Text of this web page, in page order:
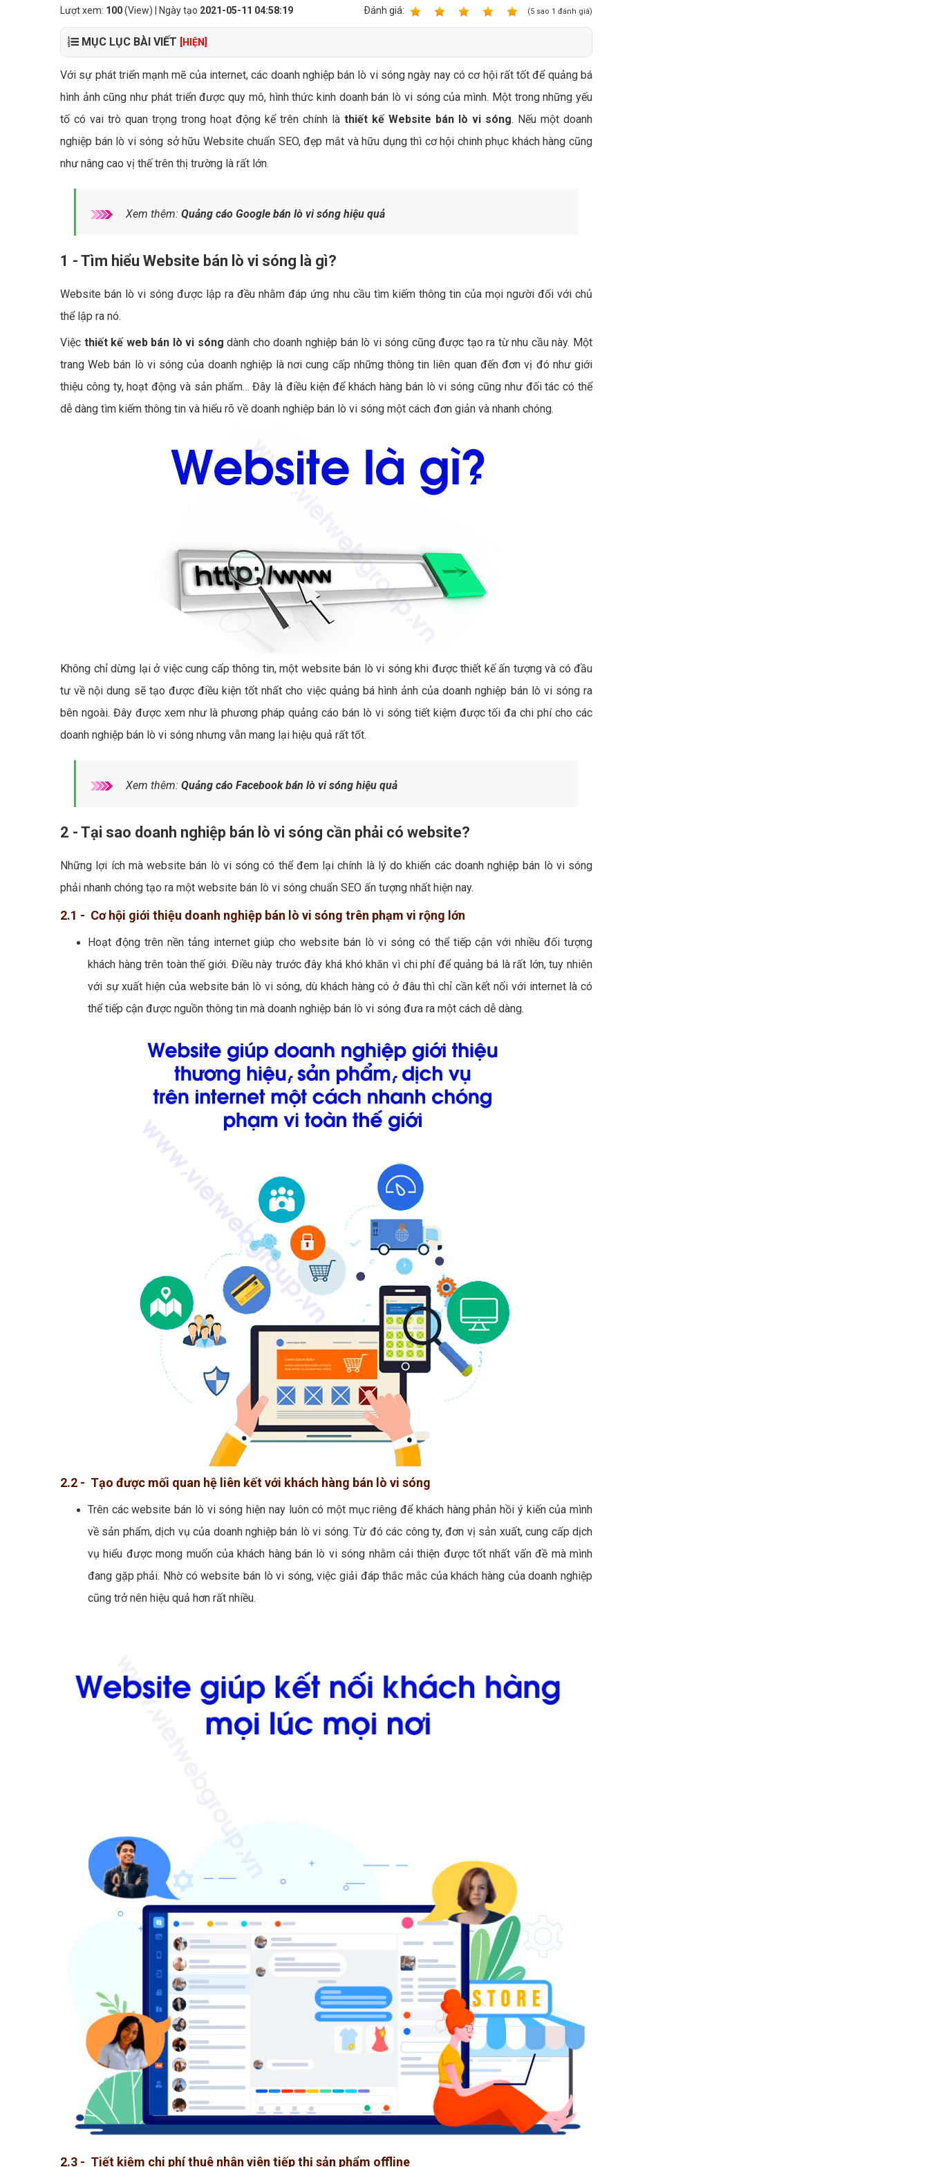
Bảng giá quảng cáo Facebook
Bảng giá quản trị Website
Bảng giá quản trị Fanpage Facebook
Bảng giá SEO Website
Lượt xem: 100(View) | Ngày tạo 2021-05-11 04:58:19 Ðánh giá: (5 sao 1 đánh giá)
MỤC LỤC BÀI VIẾT [HIỆN]
Với sự phát triển mạnh mẽ của internet, các doanh nghiệp bán lò vi sóng ngày nay có cơ hội rất tốt để quảng bá
hình ảnh cũng như phát triển được quy mô, hình thức kinh doanh bán lò vi sóng của mình. Một trong những yếu
tố có vai trò quan trọng trong hoạt động kể trên chính là thiết kế Website bán lò vi sóng. Nếu một doanh
nghiệp bán lò vi sóng sở hữu Website chuẩn SEO, đẹp mắt và hữu dụng thì cơ hội chinh phục khách hàng cũng
như nâng cao vị thế trên thị trường là rất lớn.
Xem thêm: Quảng cáo Google bán lò vi sóng hiệu quả
1 - Tìm hiểu Website bán lò vi sóng là gì?
Website bán lò vi sóng được lập ra đều nhằm đáp ứng nhu cầu tìm kiếm thông tin của mọi người đối với chủ
thể lập ra nó.
Việc thiết kế web bán lò vi sóng dành cho doanh nghiệp bán lò vi sóng cũng được tạo ra từ nhu cầu này. Một
trang Web bán lò vi sóng của doanh nghiệp là nơi cung cấp những thông tin liên quan đến đơn vị đó như giới
thiệu công ty, hoạt động và sản phẩm… Đây là điều kiện để khách hàng bán lò vi sóng cũng như đối tác có thể
dễ dàng tìm kiếm thông tin và hiểu rõ về doanh nghiệp bán lò vi sóng một cách đơn giản và nhanh chóng.
Không chỉ dừng lại ở việc cung cấp thông tin, một website bán lò vi sóng khi được thiết kế ấn tượng và có đầu
tư về nội dung sẽ tạo được điều kiện tốt nhất cho việc quảng bá hình ảnh của doanh nghiệp bán lò vi sóng ra
bên ngoài. Đây được xem như là phương pháp quảng cáo bán lò vi sóng tiết kiệm được tối đa chi phí cho các
doanh nghiệp bán lò vi sóng nhưng vẫn mang lại hiệu quả rất tốt.
Xem thêm: Quảng cáo Facebook bán lò vi sóng hiệu quả
2 - Tại sao doanh nghiệp bán lò vi sóng cần phải có website?
Những lợi ích mà website bán lò vi sóng có thể đem lại chính là lý do khiến các doanh nghiệp bán lò vi sóng
phải nhanh chóng tạo ra một website bán lò vi sóng chuẩn SEO ấn tượng nhất hiện nay.
2.1 - Cơ hội giới thiệu doanh nghiệp bán lò vi sóng trên phạm vi rộng lớn
Hoạt động trên nền tảng internet giúp cho website bán lò vi sóng có thể tiếp cận với nhiều đối tượng
khách hàng trên toàn thế giới. Điều này trước đây khá khó khăn vì chi phí để quảng bá là rất lớn, tuy nhiên
với sự xuất hiện của website bán lò vi sóng, dù khách hàng có ở đâu thì chỉ cần kết nối với internet là có
thể tiếp cận được nguồn thông tin mà doanh nghiệp bán lò vi sóng đưa ra một cách dễ dàng.
2.2 - Tạo được mối quan hệ liên kết với khách hàng bán lò vi sóng
Trên các website bán lò vi sóng hiện nay luôn có một mục riêng để khách hàng phản hồi ý kiến của mình
về sản phẩm, dịch vụ của doanh nghiệp bán lò vi sóng. Từ đó các công ty, đơn vị sản xuất, cung cấp dịch
vụ hiểu được mong muốn của khách hàng bán lò vi sóng nhằm cải thiện được tốt nhất vấn đề mà mình
đang gặp phải. Nhờ có website bán lò vi sóng, việc giải đáp thắc mắc của khách hàng của doanh nghiệp
cũng trở nên hiệu quả hơn rất nhiều.
2.3 - Tiết kiệm chi phí thuê nhân viên tiếp thị sản phẩm offline